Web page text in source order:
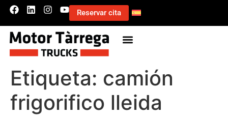
Reservar cita
Etiqueta: camión
frigorifico lleida